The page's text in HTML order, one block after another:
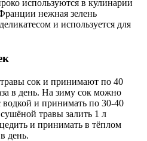
используются в кулинарии
нежная зелень
и используется для
сок и принимают по 40
в день. На зиму сок можно
водкой и принимать по 30-40
травы залить 1 л
и принимать в тёплом
день.